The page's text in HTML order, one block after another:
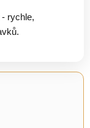
rychle,